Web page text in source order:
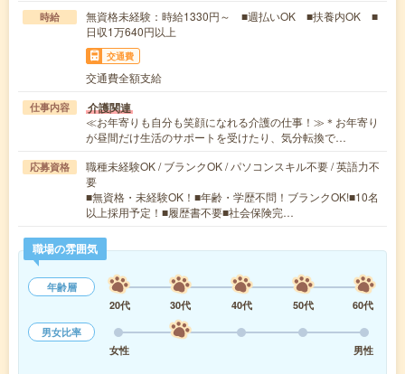
時給
無資格未経験：時給1330円～ ■週払いOK ■扶養内OK ■
日収1万640円以上
交通費
交通費全額支給
仕事内容 介護関連
≪お年寄りも自分も笑顔になれる介護の仕事！≫＊お年寄り
が昼間だけ生活のサポートを受けたり、気分転換で…
応募資格
職種未経験OK / ブランクOK / パソコンスキル不要 / 英語力不
要
■無資格・未経験OK！■年齢・学歴不問！ブランクOK!■10名
以上採用予定！■履歴書不要■社会保険完…
職場の雰囲気
年齢層
20代
30代 40代 50代
60代
男女比率
女性
男性